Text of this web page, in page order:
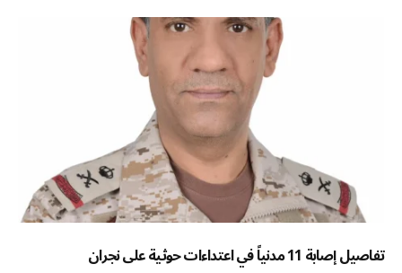
تفاصيل إصابة 11 مدنياً في اعتداءات حوثية على نجران